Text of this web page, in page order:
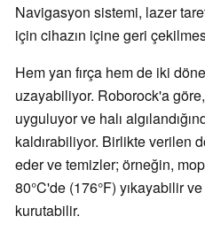
Navigasyon sistemi, lazer
için cihazın içine geri
Hem yan fırça hem de iki
uzayabiliyor. Roborock'a
uyguluyor ve halı
kaldırabiliyor. Birlikte verilen
eder ve temizler; örneğin,
80°C'de (176°F) yıkayabilir
kurutabilir.